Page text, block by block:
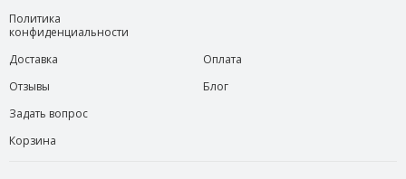
Политика
конфиденциальности
Доставка
Отзывы
Задать вопрос
Корзина
Оплата
Блог